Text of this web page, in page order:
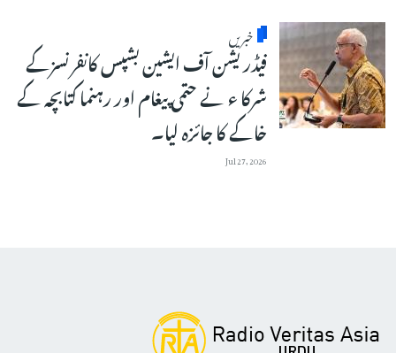
خبریں
فیڈریشن آف ایشین بشپس کانفرنسزکے
شرکا ء نے حتمی پیغام اور رہنما کتابچہ کے
خاکے کا جائزہ لیا۔
Jul 27, 2026